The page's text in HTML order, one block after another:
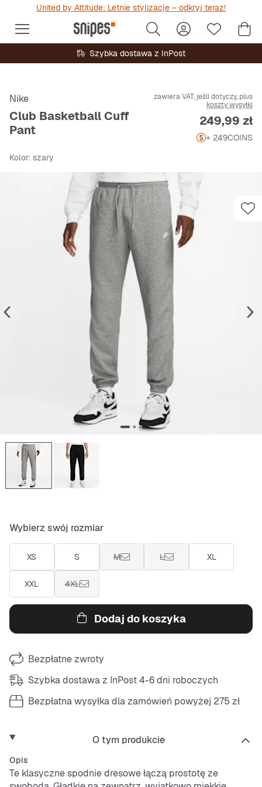
United by Attitude: Letnie stylizacje – odkryj teraz!
Szybka dostawa z InPost
Nike
Club Basketball Cuff
Pant
zawiera VAT, jeśli dotyczy, plus
koszty wysyłki
Cena
249,99 zł
+ 249COINS
Kolor: szary
Wybierz swój rozmiar
XS S M L XL
XXL 4XL
Dodaj do koszyka
Bezpłatne zwroty
Szybka dostawa z InPost 4-6 dni roboczych
Bezpłatna wysyłka dla zamówień powyżej 275 zł
O tym produkcie
Opis
Te klasyczne spodnie dresowe łączą prostotę ze